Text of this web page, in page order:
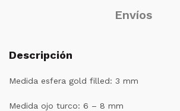
Envíos
Descripción
Medida esfera gold filled: 3 mm
Medida ojo turco: 6 – 8 mm